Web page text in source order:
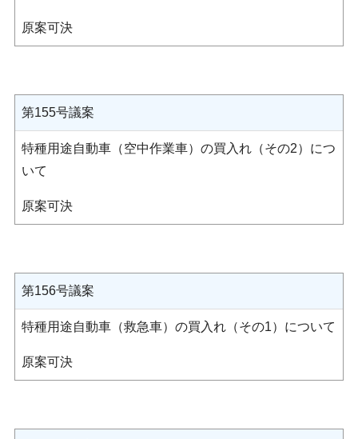
原案可決
第155号議案
特種用途自動車（空中作業車）の買入れ（その2）につ
いて
原案可決
第156号議案
特種用途自動車（救急車）の買入れ（その1）について
原案可決